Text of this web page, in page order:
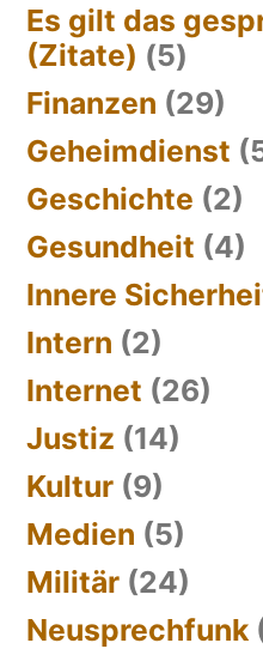
Es gilt das
(Zitate) (5)
Finanzen (29)
Geheimdienst
Geschichte (2)
Gesundheit (4)
Innere
Intern (2)
Internet (26)
Justiz (14)
Kultur (9)
Medien (5)
Militär (24)
Neusprechfunk